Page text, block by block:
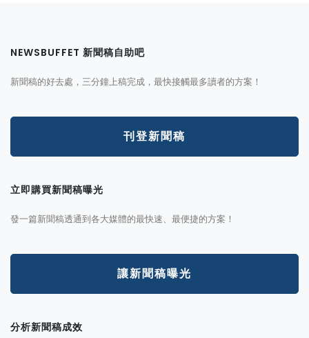
NEWSBUFFET 新聞稿自助吧
新聞稿的好去處，三分鐘上稿完成，最快接觸最多讀者的方案！
刊登新聞稿
立即購買新聞稿曝光
發一篇新聞稿透通到各大媒體的最快速、最便捷的方案！
讓新聞稿曝光
分析新聞稿成效